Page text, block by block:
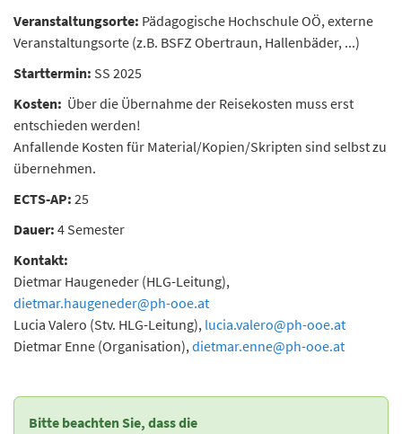
Veranstaltungsorte: Pädagogische Hochschule OÖ, externe
Veranstaltungsorte (z.B. BSFZ Obertraun, Hallenbäder, ...)
Starttermin: SS 2025
Kosten: Über die Übernahme der Reisekosten muss erst
entschieden werden!
Anfallende Kosten für Material/Kopien/Skripten sind selbst zu
übernehmen.
ECTS-AP: 25
Dauer: 4 Semester
Kontakt:
Dietmar Haugeneder (HLG-Leitung),
dietmar.haugeneder@ph-ooe.at
Lucia Valero (Stv. HLG-Leitung), lucia.valero@ph-ooe.at
Dietmar Enne (Organisation),dietmar.enne@ph-ooe.at
Bitte beachten Sie, dass die